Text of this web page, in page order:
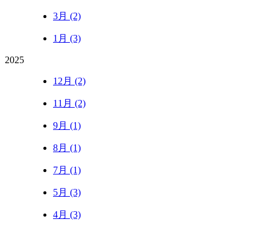
3月 (2)
1月 (3)
2025
12月 (2)
11月 (2)
9月 (1)
8月 (1)
7月 (1)
5月 (3)
4月 (3)